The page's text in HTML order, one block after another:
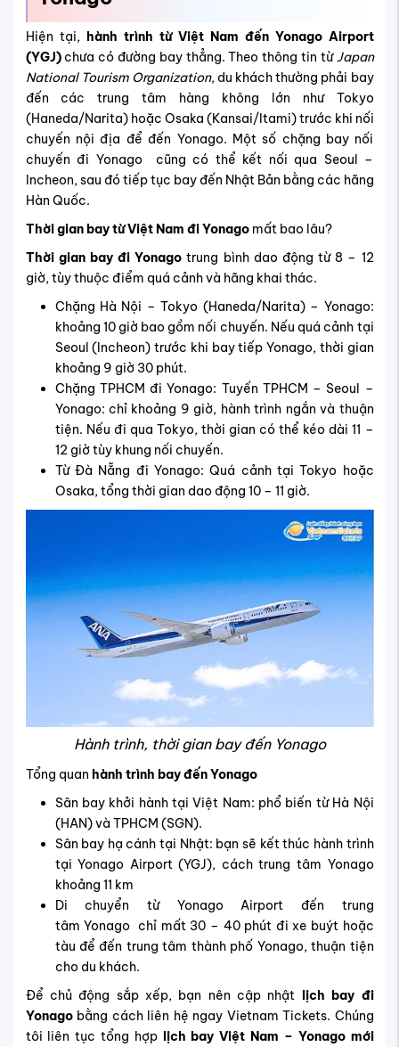
Hiện tại, hành trình từ Việt Nam đến Yonago Airport
(YGJ)chưa có đường bay thẳng. Theo thông tin từJapan
National Tourism Organization, du khách thường phải bay
đến các trung tâm hàng không lớn như Tokyo
(Haneda/Narita) hoặc Osaka (Kansai/Itami) trước khi nối
chuyến nội địa để đến Yonago. Một số chặng bay nối
chuyến đi Yonago cũng có thể kết nối qua Seoul –
Incheon, sau đó tiếp tục bay đến Nhật Bản bằng các hãng
Hàn Quốc.
Thời gian bay từ Việt Nam đi Yonagomất bao lâu?
Thời gian bay đi Yonago trung bình dao động từ 8 – 12
giờ, tùy thuộc điểm quá cảnh và hãng khai thác.
Chặng Hà Nội – Tokyo (Haneda/Narita) – Yonago:
khoảng 10 giờ bao gồm nối chuyến. Nếu quá cảnh tại
Seoul (Incheon) trước khi bay tiếp Yonago, thời gian
khoảng 9 giờ 30 phút.
Chặng TPHCM đi Yonago: Tuyến TPHCM – Seoul –
Yonago: chỉ khoảng 9 giờ, hành trình ngắn và thuận
tiện. Nếu đi qua Tokyo, thời gian có thể kéo dài 11 –
12 giờ tùy khung nối chuyến.
Từ Đà Nẵng đi Yonago: Quá cảnh tại Tokyo hoặc
Osaka, tổng thời gian dao động 10 – 11 giờ.
Hành trình, thời gian bay đến Yonago
Tổng quan hành trình bay đến Yonago
Sân bay khởi hành tại Việt Nam: phổ biến từ Hà Nội
(HAN) và TPHCM (SGN).
Sân bay hạ cánh tại Nhật: bạn sẽ kết thúc hành trình
tại Yonago Airport (YGJ), cách trung tâm Yonago
khoảng 11 km
Di chuyển từ Yonago Airport đến trung
tâmYonago
chỉ mất 30 – 40 phút đi xe buýt hoặc
tàu để đến trung tâm thành phố Yonago, thuận tiện
cho du khách.
Để chủ động sắp xếp, bạn nên cập nhật lịch bay đi
Yonagobằng cách liên hệ ngay Vietnam Tickets. Chúng
tôi liên tục tổng hợp lịch bay Việt Nam – Yonago mới